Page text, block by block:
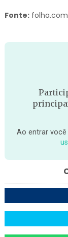
Fonte:
Ao entrar